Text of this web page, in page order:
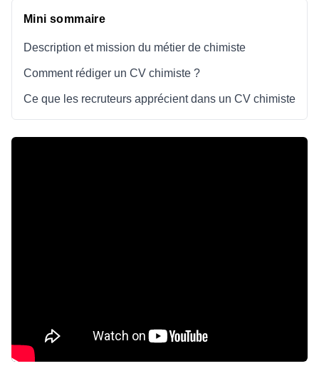
Mini sommaire
Description et mission du métier de chimiste
Comment rédiger un CV chimiste ?
Ce que les recruteurs apprécient dans un CV chimiste